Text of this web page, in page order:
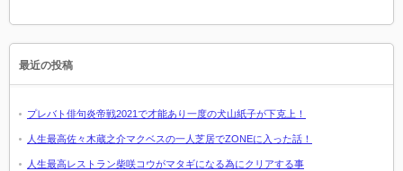
最近の投稿
プレバト俳句炎帝戦2021で才能あり一度の犬山紙子が下克上！
人生最高佐々木蔵之介マクベスの一人芝居でZONEに入った話！
人生最高レストラン柴咲コウがマタギになる為にクリアする事